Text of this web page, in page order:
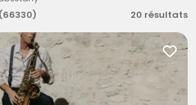
20 résultats